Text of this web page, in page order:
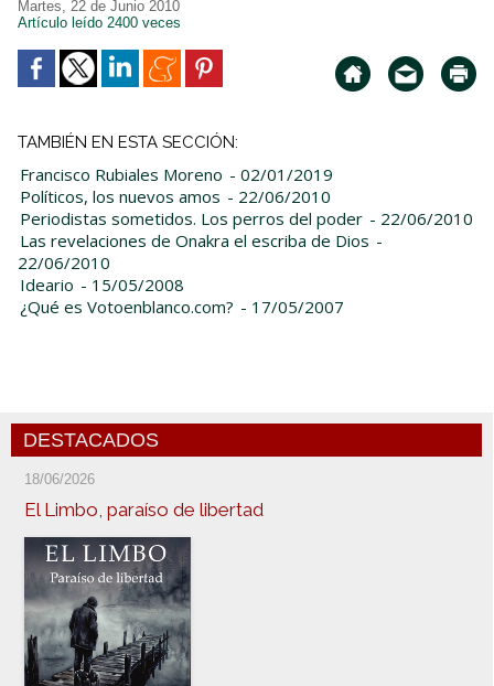
Martes, 22 de Junio 2010
Artículo leído 2400 veces
TAMBIÉN EN ESTA SECCIÓN:
Francisco Rubiales Moreno - 02/01/2019
Políticos, los nuevos amos - 22/06/2010
Periodistas sometidos. Los perros del poder - 22/06/2010
Las revelaciones de Onakra el escriba de Dios -
22/06/2010
Ideario - 15/05/2008
¿Qué es Votoenblanco.com? - 17/05/2007
DESTACADOS
18/06/2026
El Limbo, paraíso de libertad